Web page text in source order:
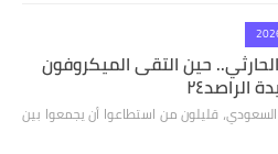
حين التقى الميكروفون
الراصد٢٤
قليلون من استطاعوا أن يجمعوا بين